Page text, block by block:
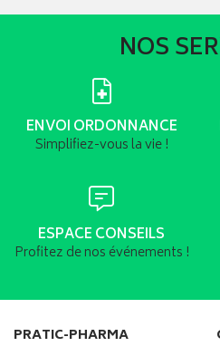
NOS
ENVOI ORDONNANCE
Simplifiez-vous la vie !
ESPACE CONSEILS
Profitez de nos événements !
PRATIC-PHARMA